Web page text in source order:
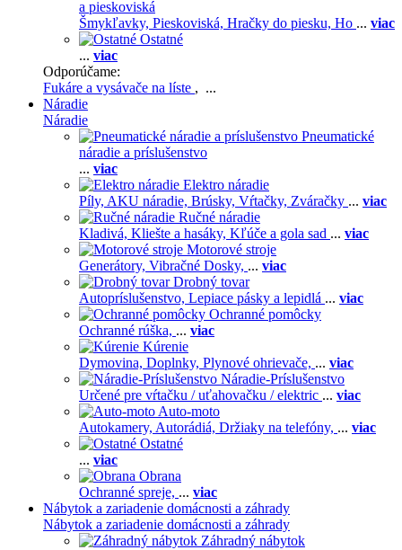
a pieskoviská
Šmykľavky, Pieskoviská, Hračky do piesku, Ho ... viac
Ostatné
... viac
Odporúčame:
Fukáre a vysávače na líste , ...
Náradie
Náradie
Pneumatické
náradie a príslušenstvo
... viac
Elektro náradie
Píly, AKU náradie, Brúsky, Vŕtačky, Zváračky ... viac
Ručné náradie
Kladivá, Kliešte a hasáky, Kľúče a gola sad ... viac
Motorové stroje
Generátory, Vibračné Dosky, ... viac
Drobný tovar
Autopríslušenstvo, Lepiace pásky a lepidlá ... viac
Ochranné pomôcky
Ochranné rúška, ... viac
Kúrenie
Dymovina, Doplnky, Plynové ohrievače, ... viac
Náradie-Príslušenstvo
Určené pre vŕtačku / uťahovačku / elektric ... viac
Auto-moto
Autokamery, Autorádiá, Držiaky na telefóny, ... viac
Ostatné
... viac
Obrana
Ochranné spreje, ... viac
Nábytok a zariadenie domácnosti a záhrady
Nábytok a zariadenie domácnosti a záhrady
Záhradný nábytok